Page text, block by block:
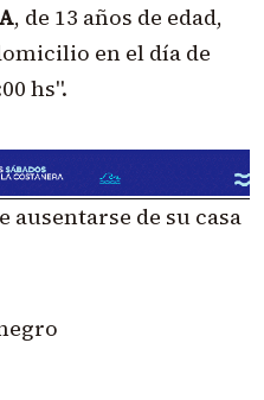
, de 13 años de edad,
en el día de
hs".
de su casa